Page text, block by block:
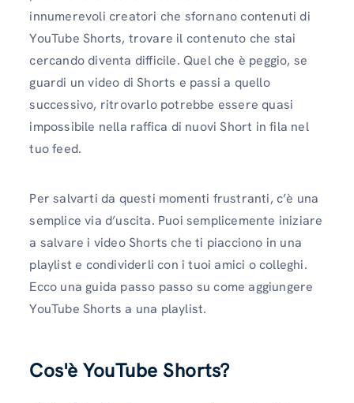
innumerevoli creatori che sfornano contenuti di
YouTube Shorts, trovare il contenuto che stai
cercando diventa difficile. Quel che è peggio, se
guardi un video di Shorts e passi a quello
successivo, ritrovarlo potrebbe essere quasi
impossibile nella raffica di nuovi Short in fila nel
tuo feed.
Per salvarti da questi momenti frustranti, c’è una
semplice via d’uscita. Puoi semplicemente iniziare
a salvare i video Shorts che ti piacciono in una
playlist e condividerli con i tuoi amici o colleghi.
Ecco una guida passo passo su come aggiungere
YouTube Shorts a una playlist.
Cos'è YouTube Shorts?